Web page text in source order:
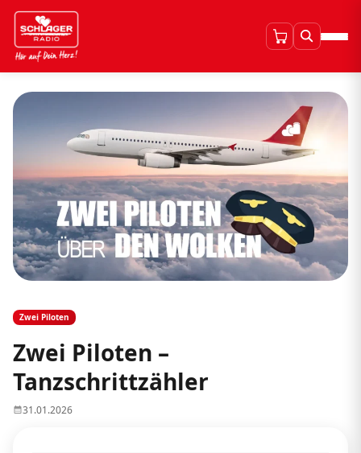
Zwei Piloten
Zwei Piloten –
Tanzschrittzähler
31.01.2026